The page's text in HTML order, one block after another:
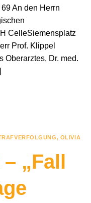
An den Herrn
CelleSiemensplatz
Prof. Klippel
Oberarztes, Dr. med.
, OLIVIA
„Fall